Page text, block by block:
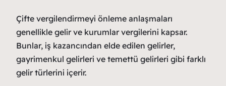
Çifte vergilendirmeyi önleme anlaşmaları
genellikle gelir ve kurumlar vergilerini kapsar.
Bunlar, iş kazancından elde edilen gelirler,
gayrimenkul gelirleri ve temettü gelirleri gibi farklı
gelir türlerini içerir.